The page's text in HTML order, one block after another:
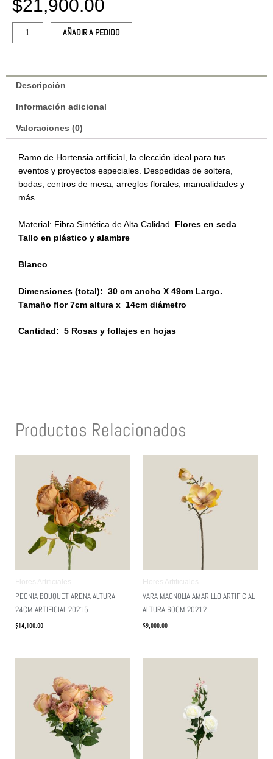
$21,900.00
Ramo
hortensia
20608
AÑADIR A PEDIDO
Descripción
Información adicional
Valoraciones (0)
Ramo de Hortensia artificial, la elección ideal para tus
eventos y proyectos especiales. ⁠Despedidas de soltera,
bodas, centros de mesa, arreglos florales, manualidades y
más.
Material: Fibra Sintética de Alta Calidad.
Flores en seda
Tallo en plástico y alambre
Blanco
Dimensiones (total): 30 cm ancho X 49cm Largo.
Tamaño flor 7cm altura x 14cm diámetro
Cantidad: 5 Rosas y follajes en hojas
Productos Relacionados
Flores Artificiales
PEONIA BOUQUET ARENA ALTURA
24CM ARTIFICIAL 20215
$14,100.00
Flores Artificiales
VARA MAGNOLIA AMARILLO ARTIFICIAL
ALTURA 60CM 20212
$9,000.00